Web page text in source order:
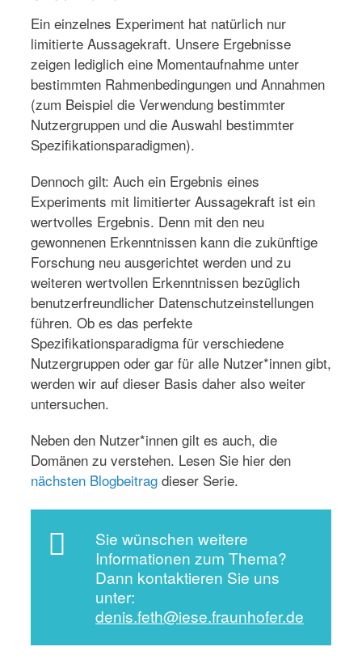
Ein einzelnes Experiment hat natürlich nur
limitierte Aussagekraft. Unsere Ergebnisse
zeigen lediglich eine Momentaufnahme unter
bestimmten Rahmenbedingungen und Annahmen
(zum Beispiel die Verwendung bestimmter
Nutzergruppen und die Auswahl bestimmter
Spezifikationsparadigmen).
Dennoch gilt: Auch ein Ergebnis eines
Experiments mit limitierter Aussagekraft ist ein
wertvolles Ergebnis. Denn mit den neu
gewonnenen Erkenntnissen kann die zukünftige
Forschung neu ausgerichtet werden und zu
weiteren wertvollen Erkenntnissen bezüglich
benutzerfreundlicher Datenschutzeinstellungen
führen. Ob es das perfekte
Spezifikationsparadigma für verschiedene
Nutzergruppen oder gar für alle Nutzer*innen gibt,
werden wir auf dieser Basis daher also weiter
untersuchen.
Neben den Nutzer*innen gilt es auch, die
Domänen zu verstehen. Lesen Sie hier den
nächsten Blogbeitrag dieser Serie.
Sie wünschen weitere
Informationen zum Thema?
Dann kontaktieren Sie uns
unter:
denis.feth@iese.fraunhofer.de